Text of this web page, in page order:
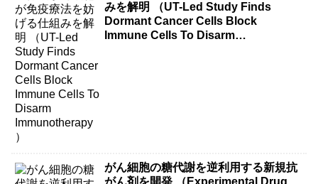
みを解明 （UT-Led Study Finds
Dormant Cancer Cells Block
Immune Cells To Disarm
がん細胞の糖代謝を逆利用する新規抗
がん剤を開発 （Experimental Drug